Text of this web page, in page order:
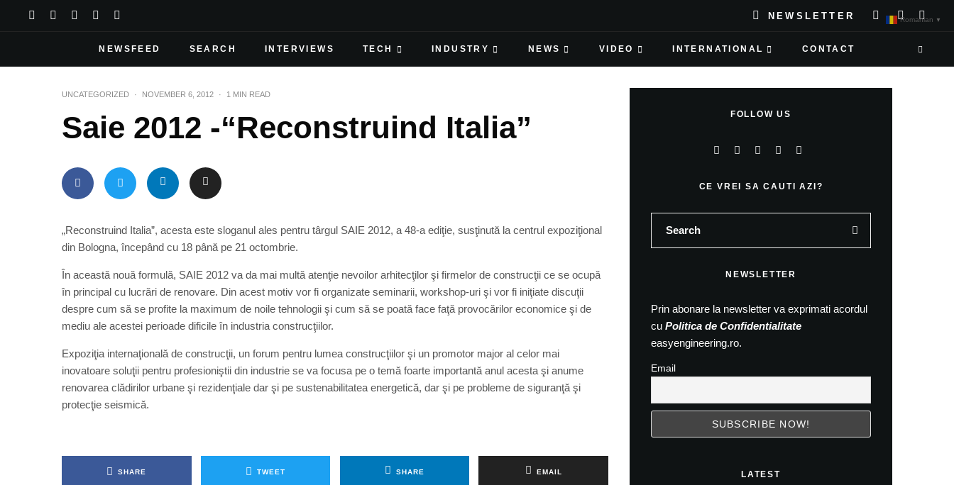
NEWSLETTER
NEWSFEED SEARCH INTERVIEWS TECH INDUSTRY NEWS VIDEO INTERNATIONAL CONTACT
UNCATEGORIZED · NOVEMBER 6, 2012 · 1 MIN READ
Saie 2012 -“Reconstruind Italia”
„Reconstruind Italia”, acesta este sloganul ales pentru târgul SAIE 2012, a 48-a ediţie, susţinută la centrul expoziţional
din Bologna, începând cu 18 până pe 21 octombrie.
În această nouă formulă, SAIE 2012 va da mai multă atenţie nevoilor arhitecţilor şi firmelor de construcţii ce se ocupă
în principal cu lucrări de renovare. Din acest motiv vor fi organizate seminarii, workshop-uri şi vor fi iniţiate discuţii
despre cum să se profite la maximum de noile tehnologii şi cum să se poată face faţă provocărilor economice şi de
mediu ale acestei perioade dificile în industria construcţiilor.
Expoziţia internaţională de construcţii, un forum pentru lumea construcţiilor şi un promotor major al celor mai
inovatoare soluţii pentru profesioniştii din industrie se va focusa pe o temă foarte importantă anul acesta şi anume
renovarea clădirilor urbane şi rezidenţiale dar şi pe sustenabilitatea energetică, dar şi pe probleme de siguranţă şi
protecţie seismică.
SHARE TWEET SHARE EMAIL
FOLLOW US
CE VREI SA CAUTI AZI?
NEWSLETTER
Prin abonare la newsletter va exprimati acordul
cu Politica de Confidentialitate
easyengineering.ro.
Email
LATEST
Romanian ▼